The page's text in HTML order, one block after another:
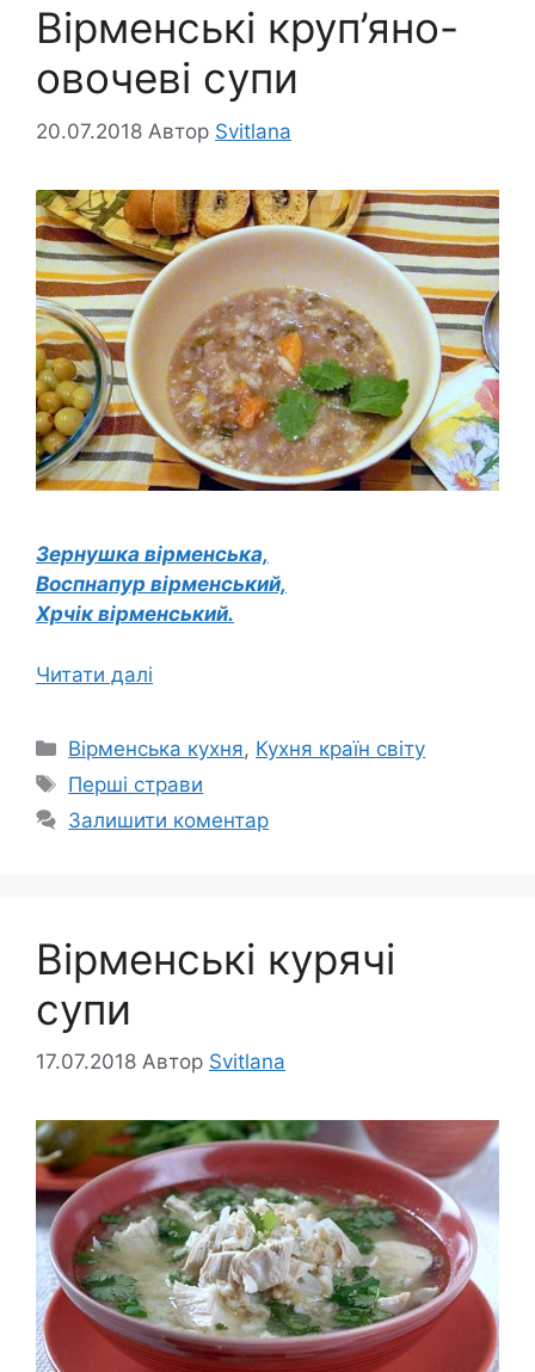
Вірменські круп’яно-
овочеві супи
20.07.2018 Автор Svitlana
Зернушка вірменська,
Воспнапур вірменський,
Хрчік вірменський.
Читати далі
Категорії
Вірменська кухня, Кухня країн світу
Позначки
Перші страви
Залишити коментар
Вірменські курячі
супи
17.07.2018 Автор Svitlana